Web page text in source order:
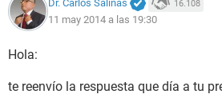
Dr. Carlos Salinas 16.108
11 may 2014 a las 19:30
Hola:
te reenvío la respuesta que día a tu